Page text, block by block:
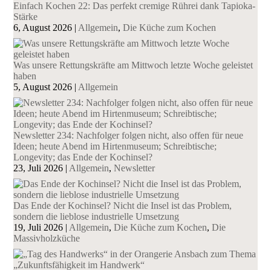
Einfach Kochen 22: Das perfekt cremige Rührei dank Tapioka-
Stärke
6, August 2026 | Allgemein,Die Küche zum Kochen
Was unsere Rettungskräfte am Mittwoch letzte Woche geleistet
haben
5, August 2026 | Allgemein
Newsletter 234: Nachfolger folgen nicht, also offen für neue
Ideen; heute Abend im Hirtenmuseum; Schreibtische;
Longevity; das Ende der Kochinsel?
23, Juli 2026 | Allgemein,Newsletter
Das Ende der Kochinsel? Nicht die Insel ist das Problem,
sondern die lieblose industrielle Umsetzung
19, Juli 2026 | Allgemein,Die Küche zum Kochen,Die
Massivholzküche